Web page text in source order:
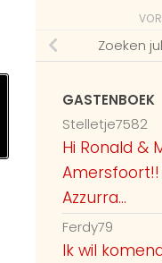
Zoeken
GASTENBOEK
Stelletje7582
Hi Ronald &
Azzurra...
Ferdy79
Ik wil